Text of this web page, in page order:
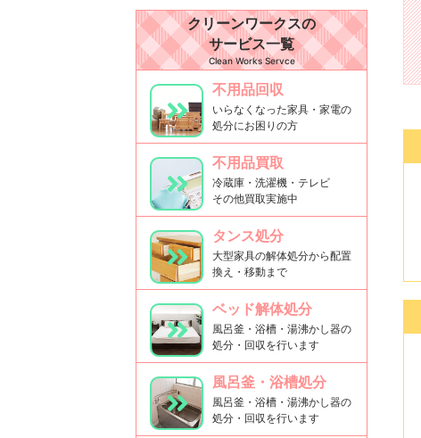
クリーンワークスの
サービス一覧
Clean Works Servce
不用品回収
いらなくなった家具・家電の
処分にお困りの方
不用品買取
冷蔵庫・洗濯機・テレビ
その他買取実施中
タンス処分
大型家具の解体処分から配置
換え・移動まで
ベッド解体処分
風呂釜・浴槽・湯沸かし器の
処分・回収を行います
風呂釜・浴槽処分
風呂釜・浴槽・湯沸かし器の
処分・回収を行います